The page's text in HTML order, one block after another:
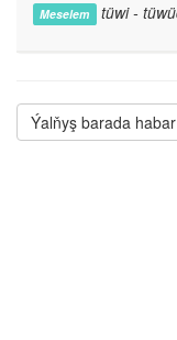
Meselem tüwi -
Ýalňyş barada